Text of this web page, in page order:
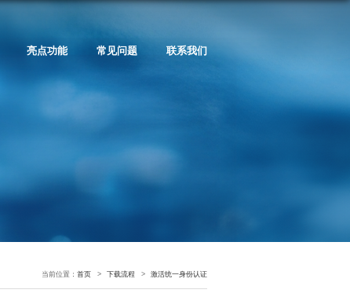
亮点功能 常见问题 联系我们
当前位置： 首页 > 下载流程 > 激活统一身份认证